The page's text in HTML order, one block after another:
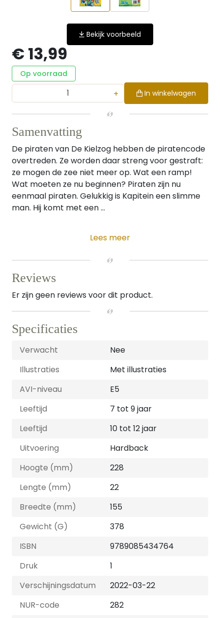
Bekijk voorbeeld
€ 13,99
Op voorraad
+ In winkelwagen
Samenvatting
De piraten van De Kielzog hebben de piratencode
overtreden. Ze worden daar streng voor gestraft:
ze mogen de zee niet meer op. Wat een ramp!
Wat moeten ze nu beginnen? Piraten zijn nu
eenmaal piraten. Gelukkig is Kapitein een slimme
man. Hij komt met een ...
Lees meer
Reviews
Er zijn geen reviews voor dit product.
Specificaties
Verwacht
Nee
Illustraties
Met illustraties
AVI-niveau
E5
Leeftijd
7 tot 9 jaar
Leeftijd
10 tot 12 jaar
Uitvoering
Hardback
Hoogte (mm)
228
Lengte (mm)
22
Breedte (mm)
155
Gewicht (G)
378
ISBN
9789085434764
Druk
1
Verschijningsdatum
2022-03-22
NUR-code
282